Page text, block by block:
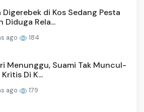
Digerebek di Kos Sedang Pesta
Diduga Rela...
ago 184
Menunggu, Suami Tak Muncul-
Di K...
ago 179